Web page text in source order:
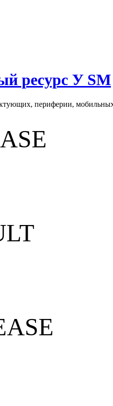
ресурс У SM
периферии, мобильных